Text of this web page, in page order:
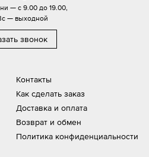
Контакты
Как сделать заказ
Доставка и оплата
Возврат и обмен
Политика конфиденциальности
— с 9.00 до 19.00,
— выходной
звонок